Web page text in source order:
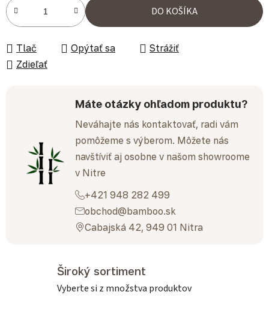
Jednotková cena:
DO KOŠÍKA
Tlač Opýtať sa
Strážiť
Zdieľať
Máte otázky ohľadom produktu?
Neváhajte nás kontaktovať, radi vám
pomôžeme s výberom. Môžete nás
navštíviť aj osobne v našom showroome
v Nitre
+421 948 282 499
obchod@bamboo.sk
Cabajská 42, 949 01 Nitra
Široký sortiment
Vyberte si z množstva produktov